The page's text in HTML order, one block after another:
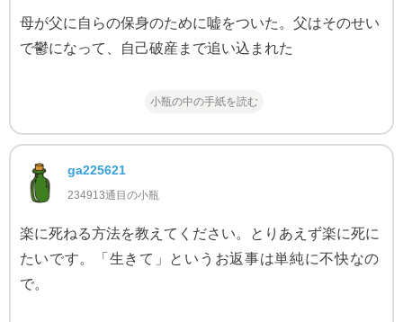
母が父に自らの保身のために嘘をついた。父はそのせい
で鬱になって、自己破産まで追い込まれた
小瓶の中の手紙を読む
ga225621
234913通目の小瓶
楽に死ねる方法を教えてください。とりあえず楽に死に
たいです。「生きて」というお返事は単純に不快なの
で。